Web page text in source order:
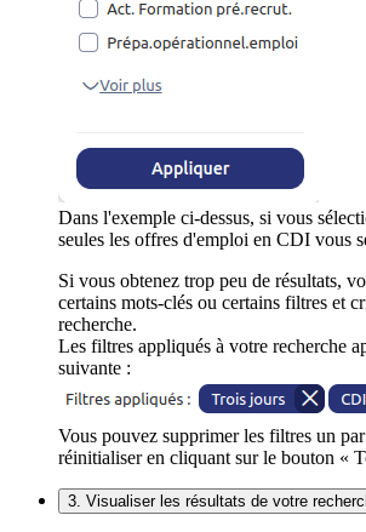
Dans l'exemple ci-dessus, si vous
seules les offres d'emploi en CDI vous
Si vous obtenez trop peu de résultats,
certains mots-clés ou certains filtres et
recherche.
Les filtres appliqués à votre recherche
suivante :
Vous pouvez supprimer les filtres un
réinitialiser en cliquant sur le bouton «
3. Visualiser les résultats de votre